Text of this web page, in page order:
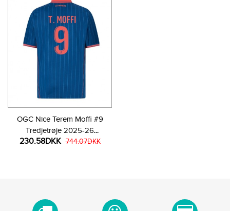
OGC Nice Terem Moffi #9
Tredjetrøje 2025-26
Kortærmet
230.58DKK 744.07DKK